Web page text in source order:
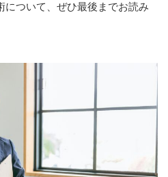
について、ぜひ最後までお読み